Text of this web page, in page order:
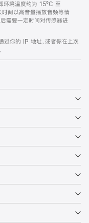
环境温度约为 15ºC 至
间以高音量播放音频等情
需要一定时间对传感器进
过你的 IP 地址，或者你在上次